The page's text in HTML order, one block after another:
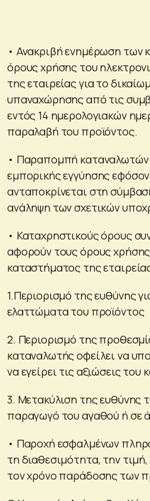
• Ανακριβή ενημέρωση των
όρους χρήσης του
της εταιρείας για το
υπαναχώρησης από τις
εντός 14 ημερολογιακών
παραλαβή του προϊόντος.
• Παραπομπή
εμπορικής εγγύησης
ανταποκρίνεται στη
ανάληψη των σχετικών
• Καταχρηστικούς όρους
αφορούν τους όρους
καταστήματος της
1.Περιορισμό της ευθύνης
ελαττώματα του προϊόντος
2. Περιορισμό της
καταναλωτής οφείλει να
να εγείρει τις αξιώσεις
3. Μετακύλιση της ευθύνης
παραγωγό του αγαθού ή σε
• Παροχή εσφαλμένων
τη διαθεσιμότητα, την
τον χρόνο παράδοσης των